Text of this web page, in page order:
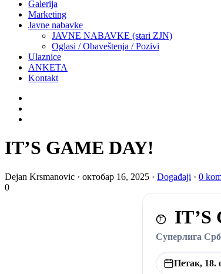
Galerija
Marketing
Javne nabavke
JAVNE NABAVKE (stari ZJN)
Oglasi / Obaveštenja / Pozivi
Ulaznice
ANKETA
Kontakt
IT’S GAME DAY!
Dejan Krsmanovic · октобар 16, 2025 · Događaji · 0
0
Суперлига
Петак, 18.